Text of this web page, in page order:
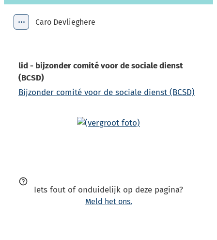
Toon alle broodkruimel items
Caro Devlieghere
lid - bijzonder comité voor de sociale dienst
(BCSD)
Bijzonder comité voor de sociale dienst (BCSD)
Iets fout of onduidelijk op deze pagina?
Meld het ons.